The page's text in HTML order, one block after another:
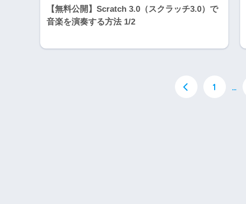
【無料公開】Scratch 3.0（スクラッチ3.0）で
音楽を演奏する方法 1/2
1 …